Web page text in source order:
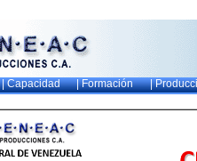
| Capacidad | Formación |